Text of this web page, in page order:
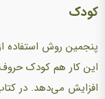
کودک
پنجمین روش استفاده
این کار هم کودک حروف
افزایش می‌دهد. در